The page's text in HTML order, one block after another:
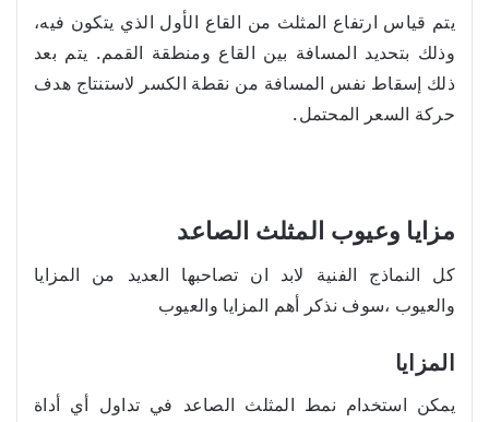
يتم قياس ارتفاع المثلث من القاع الأول الذي يتكون فيه،
وذلك بتحديد المسافة بين القاع ومنطقة القمم. يتم بعد
ذلك إسقاط نفس المسافة من نقطة الكسر لاستنتاج هدف
حركة السعر المحتمل.
مزايا وعيوب المثلث الصاعد
كل النماذج الفنية لابد ان تصاحبها العديد من المزايا
والعيوب ،سوف نذكر أهم المزايا والعيوب
المزايا
يمكن استخدام نمط المثلث الصاعد في تداول أي أداة